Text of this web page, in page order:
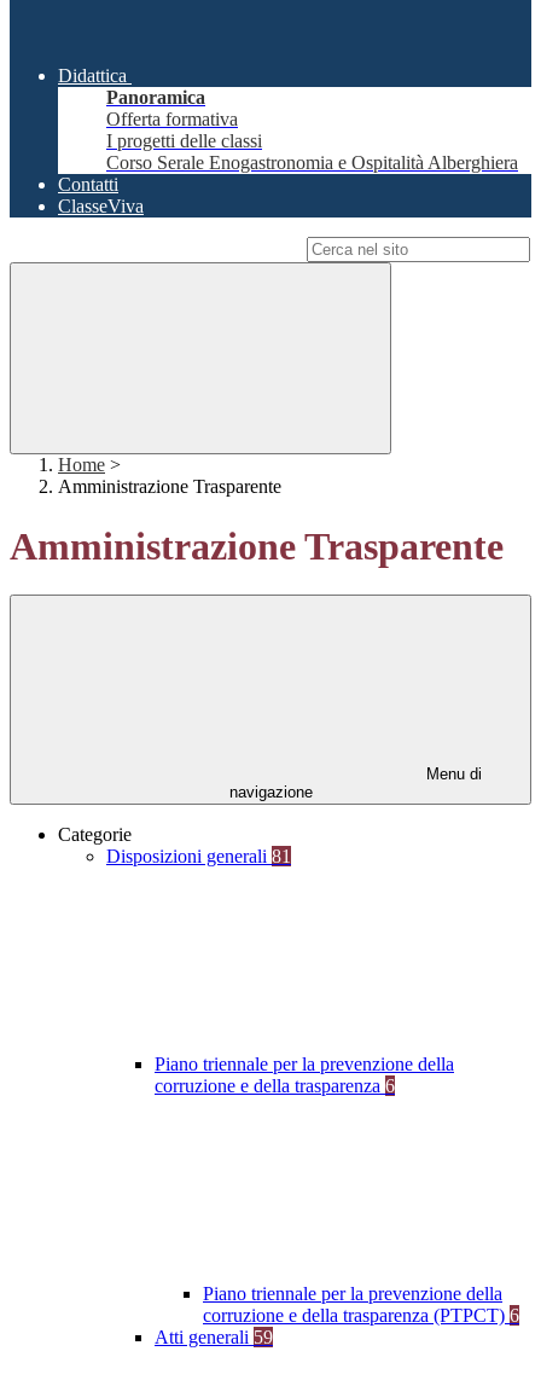
Didattica
Panoramica
Offerta formativa
I progetti delle classi
Corso Serale Enogastronomia e Ospitalità Alberghiera
Contatti
ClasseViva
Home >
Amministrazione Trasparente
Amministrazione Trasparente
Menu di
navigazione
Categorie
Disposizioni generali 81
Piano triennale per la prevenzione della
corruzione e della trasparenza 6
Piano triennale per la prevenzione della
corruzione e della trasparenza (PTPCT) 6
Atti generali 59